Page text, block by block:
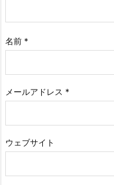
名前 *
メールアドレス *
ウェブサイト